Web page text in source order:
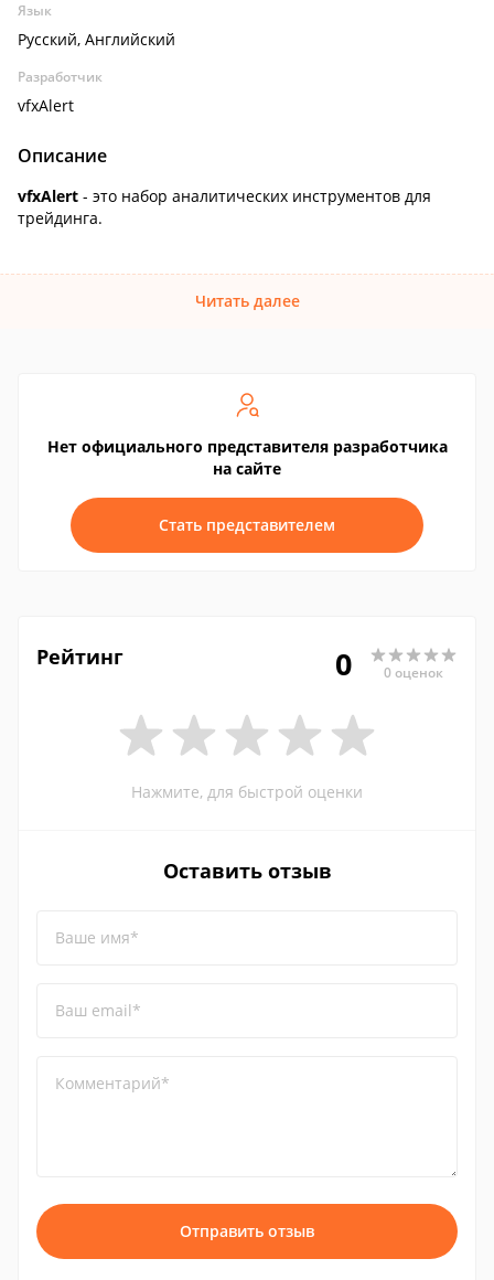
Язык
Русский, Английский
Разработчик
vfxAlert
Описание
vfxAlert - это набор аналитических инструментов для
трейдинга.
Читать далее
Нет официального представителя разработчика
на сайте
Стать представителем
Рейтинг 0 0 оценок
Нажмите, для быстрой оценки
Оставить отзыв
Ваше имя*
Ваш email*
Комментарий*
Отправить отзыв